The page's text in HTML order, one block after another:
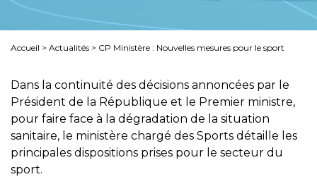
Accueil > Actualités > CP Ministère : Nouvelles mesures pour le sport
Dans la continuité des décisions annoncées par le
Président de la République et le Premier ministre,
pour faire face à la dégradation de la situation
sanitaire, le ministère chargé des Sports détaille les
principales dispositions prises pour le secteur du
sport.